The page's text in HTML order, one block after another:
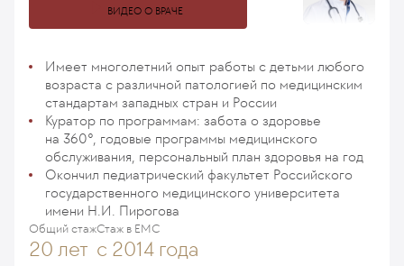
ВИДЕО О ВРАЧЕ
Имеет многолетний опыт работы с детьми любого
возраста с различной патологией по медицинским
стандартам западных стран и России
Куратор по программам: забота о здоровье
на 360°, годовые программы медицинского
обслуживания, персональный план здоровья на год
Окончил педиатрический факультет Российского
государственного медицинского университета
имени Н.И. Пирогова
Общий стаж
20 лет
Стаж в ЕМС
с 2014 года